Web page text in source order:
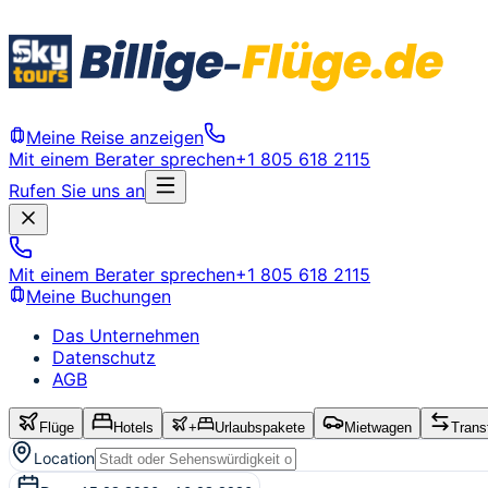
Meine Reise anzeigen
Mit einem Berater sprechen+1 805 618 2115
Rufen Sie uns an
Mit einem Berater sprechen+1 805 618 2115
Meine Buchungen
Das Unternehmen
Datenschutz
AGB
Flüge Hotels + Urlaubspakete Mietwagen
Location